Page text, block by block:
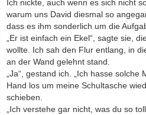
Ich nickte, auch wenn es sich nicht
warum uns David diesmal so
dass es ihm sonderlich um die
„Er ist einfach ein Ekel“, sagte sie,
wollte. Ich sah den Flur entlang, in
an der Wand gelehnt stand.
„Ja“, gestand ich. „Ich hasse
Hand los um meine Schultasche
schieben.
„Ich verstehe gar nicht, was du so